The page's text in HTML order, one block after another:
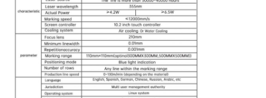
UV -Lasermarkierungsmaschine
Tj-Tintenstrahldrucker